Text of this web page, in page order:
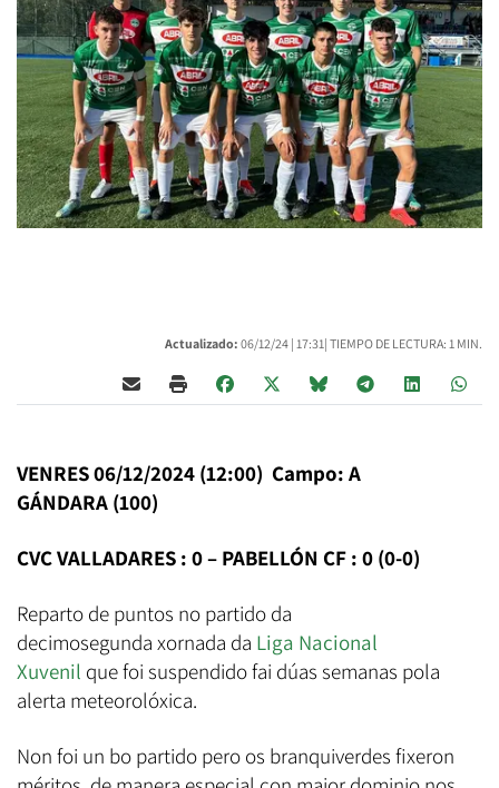
Actualizado: 06/12/24 | 17:31| TIEMPO DE LECTURA: 1 MIN.
VENRES 06/12/2024 (12:00) Campo: A
GÁNDARA (100)
CVC VALLADARES : 0 – PABELLÓN CF : 0 (0-0)
Reparto de puntos no partido da
decimosegunda xornada da Liga Nacional
Xuvenil que foi suspendido fai dúas semanas pola
alerta meteorolóxica.
Non foi un bo partido pero os branquiverdes fixeron